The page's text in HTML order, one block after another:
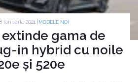
Ianuarie 2021 | MODELE NOI
extinde gama de
in hybrid cu noile
și 520e